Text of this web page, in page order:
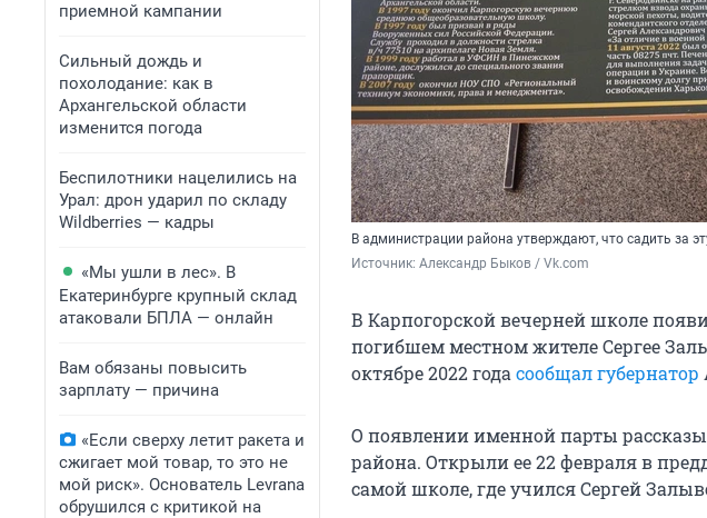
приемной кампании
Сильный дождь и
похолодание: как в
Архангельской области
изменится погода
Беспилотники нацелились на
Урал: дрон ударил по складу
Wildberries — кадры
«Мы ушли в лес». В
Екатеринбурге крупный склад
атаковали БПЛА — онлайн
Вам обязаны повысить
зарплату — причина
«Если сверху летит ракета и
сжигает мой товар, то это не
мой риск». Основатель Levrana
обрушился с критикой на
В администрации района утверждают, что садить за
Источник: Александр Быков / Vk.com
В Карпогорской вечерней школе
погибшем местном жителе Сергее
октябре 2022 года сообщал губернатор
О появлении именной парты
района. Открыли ее 22 февраля в
самой школе, где учился Сергей